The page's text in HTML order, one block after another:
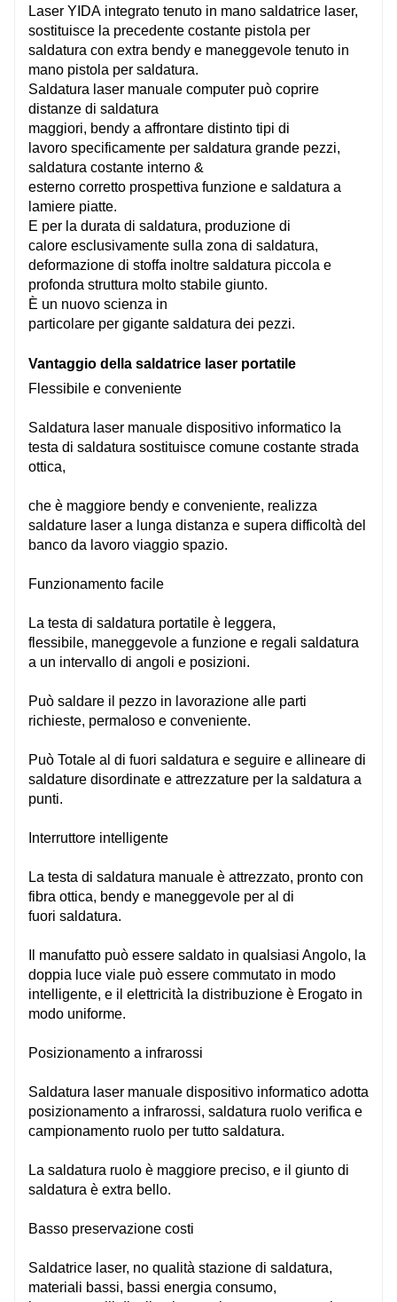
Laser YIDA integrato tenuto in mano saldatrice laser,
sostituisce la precedente costante pistola per
saldatura con extra bendy e maneggevole tenuto in
mano pistola per saldatura.
Saldatura laser manuale computer può coprire
distanze di saldatura
maggiori, bendy a affrontare distinto tipi di
lavoro specificamente per saldatura grande pezzi,
saldatura costante interno &
esterno corretto prospettiva funzione e saldatura a
lamiere piatte.
E per la durata di saldatura, produzione di
calore esclusivamente sulla zona di saldatura,
deformazione di stoffa inoltre saldatura piccola e
profonda struttura molto stabile giunto.
È un nuovo scienza in
particolare per gigante saldatura dei pezzi.
Vantaggio della saldatrice laser portatile
Flessibile e conveniente
Saldatura laser manuale dispositivo informatico la
testa di saldatura sostituisce comune costante strada
ottica,
che è maggiore bendy e conveniente, realizza
saldature laser a lunga distanza e supera difficoltà del
banco da lavoro viaggio spazio.
Funzionamento facile
La testa di saldatura portatile è leggera,
flessibile, maneggevole a funzione e regali saldatura
a un intervallo di angoli e posizioni.
Può saldare il pezzo in lavorazione alle parti
richieste, permaloso e conveniente.
Può Totale al di fuori saldatura e seguire e allineare di
saldature disordinate e attrezzature per la saldatura a
punti.
Interruttore intelligente
La testa di saldatura manuale è attrezzato, pronto con
fibra ottica, bendy e maneggevole per al di
fuori saldatura.
Il manufatto può essere saldato in qualsiasi Angolo, la
doppia luce viale può essere commutato in modo
intelligente, e il elettricità la distribuzione è Erogato in
modo uniforme.
Posizionamento a infrarossi
Saldatura laser manuale dispositivo informatico adotta
posizionamento a infrarossi, saldatura ruolo verifica e
campionamento ruolo per tutto saldatura.
La saldatura ruolo è maggiore preciso, e il giunto di
saldatura è extra bello.
Basso preservazione costi
Saldatrice laser, no qualità stazione di saldatura,
materiali bassi, bassi energia consumo,